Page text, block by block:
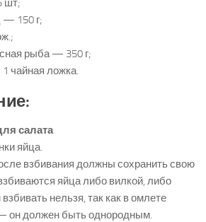
шт;
— 150 г;
рыба — 350 г;
чайная ложка.
салата
яйца.
взбивания должны сохранить свою
яйца либо вилкой, либо
нельзя, так как в омлете
он должен быть однородным.